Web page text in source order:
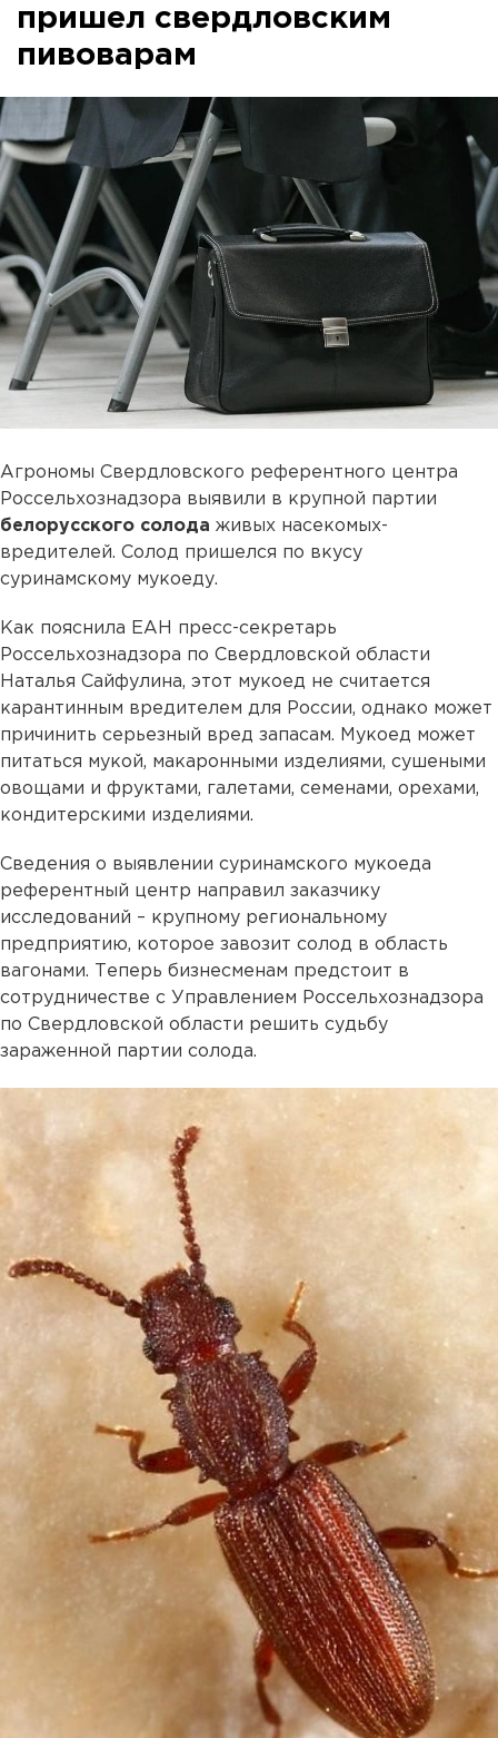
пришел свердловским
пивоварам
Агрономы Свердловского референтного центра
Россельхознадзора выявили в крупной партии
белорусского солода живых насекомых-
вредителей. Солод пришелся по вкусу
суринамскому мукоеду.
Как пояснила ЕАН пресс-секретарь
Россельхознадзора по Свердловской области
Наталья Сайфулина, этот мукоед не считается
карантинным вредителем для России, однако может
причинить серьезный вред запасам. Мукоед может
питаться мукой, макаронными изделиями, сушеными
овощами и фруктами, галетами, семенами, орехами,
кондитерскими изделиями.
Сведения о выявлении суринамского мукоеда
референтный центр направил заказчику
исследований – крупному региональному
предприятию, которое завозит солод в область
вагонами. Теперь бизнесменам предстоит в
сотрудничестве с Управлением Россельхознадзора
по Свердловской области решить судьбу
зараженной партии солода.